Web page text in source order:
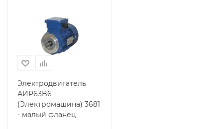
Электродвигатель
АИР63B6
(Электромашина) 3681
- малый фланец